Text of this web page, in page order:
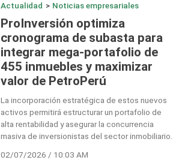
Actualidad > Noticias empresariales
ProInversión optimiza
cronograma de subasta para
integrar mega-portafolio de
455 inmuebles y maximizar
valor de PetroPerú
La incorporación estratégica de estos nuevos
activos permitirá estructurar un portafolio de
alta rentabilidad y asegurar la concurrencia
masiva de inversionistas del sector inmobiliario.
02/07/2026 / 10:03 AM